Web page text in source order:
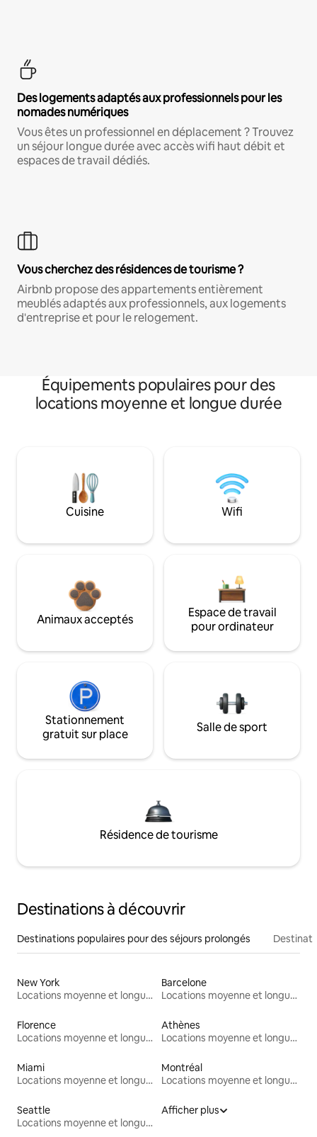
Des logements adaptés aux professionnels pour les
nomades numériques
Vous êtes un professionnel en déplacement ? Trouvez
un séjour longue durée avec accès wifi haut débit et
espaces de travail dédiés.
Vous cherchez des résidences de tourisme ?
Airbnb propose des appartements entièrement
meublés adaptés aux professionnels, aux logements
d'entreprise et pour le relogement.
Équipements populaires pour des
locations moyenne et longue durée
Cuisine Wifi
Animaux acceptés
Espace de travail
pour ordinateur
Stationnement
gratuit sur place
Salle de sport
Résidence de tourisme
Destinations à découvrir
Destinations populaires pour des séjours prolongés
New York
Locations moyenne et longue durée
Barcelone
Locations moyenne et longue durée
Florence
Locations moyenne et longue durée
Athènes
Locations moyenne et longue durée
Miami
Locations moyenne et longue durée
Montréal
Locations moyenne et longue durée
Seattle
Locations moyenne et longue durée
Afficher plus